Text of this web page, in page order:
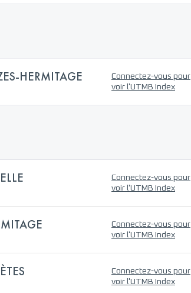
HERMITAGE
Connectez-vous pour
voir l'UTMB Index
Connectez-vous pour
voir l'UTMB Index
Connectez-vous pour
voir l'UTMB Index
Connectez-vous pour
voir l'UTMB Index